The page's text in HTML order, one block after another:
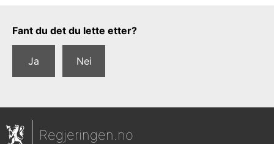
Tilbakemeldingsskjema
Fant du det du lette etter?
Ja Nei
Regjeringen.no